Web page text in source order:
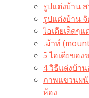
รูปแต่งบ้าน ส
รูปแต่งบ้าน
ไอเดียเด็ดๆ
เม้าท์
5 ไอเดียขอ
4 วิธีแต่งบ้า
ภาพแขวนผนั
ห้อง